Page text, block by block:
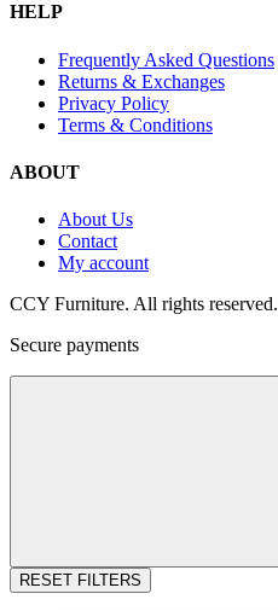
HELP
Frequently Asked Questions
Returns & Exchanges
Privacy Policy
Terms & Conditions
ABOUT
About Us
Contact
My account
CCY Furniture. All rights reserved.
Secure payments
RESET FILTERS